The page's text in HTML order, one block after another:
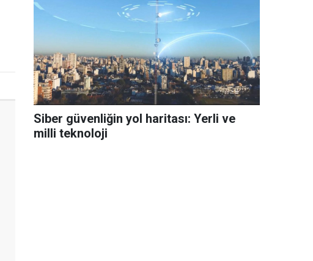
Siber güvenliğin yol haritası: Yerli ve
milli teknoloji